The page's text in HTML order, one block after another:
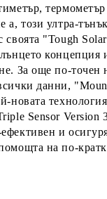
а, този ултра-
своята "Tough
концепция
За още по-точен
данни,
новата
Sensor Version
и
на по-